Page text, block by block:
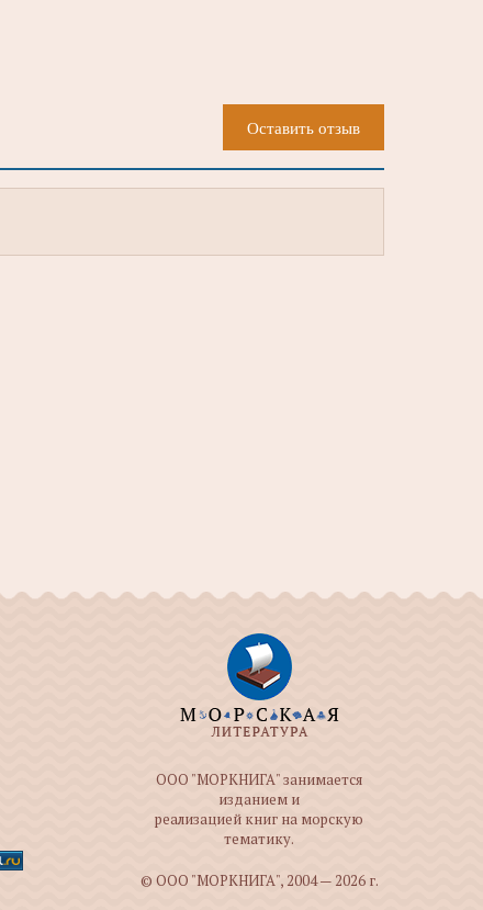
Оставить отзыв
ООО "МОРКНИГА" занимается
изданием и
реализацией книг на морскую
тематику.
© ООО "МОРКНИГА", 2004 — 2026 г.